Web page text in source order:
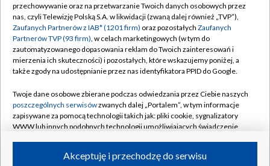
Abonament TVP
Emisja w TVP
Centrum informacji TVP
Naziemna Telewizja Cyfrowa
Rada Programowa
System NOS
Informacje o nadawcy
Program dla prasy
Regulamin TVP
Polityka prywatności
Moje zgody
Pomoc
Kontakt
Kanały
przechowywanie oraz na przetwarzanie Twoich danych osobowych przez
nas, czyli Telewizję Polską S.A. w likwidacji (zwaną dalej również „TVP”),
Zaufanych Partnerów z IAB* (1201 firm) oraz pozostałych Zaufanych
Partnerów TVP (93 firm), w celach marketingowych (w tym do
zautomatyzowanego dopasowania reklam do Twoich zainteresowań i
mierzenia ich skuteczności) i pozostałych, które wskazujemy poniżej, a
także zgody na udostępnianie przez nas identyfikatora PPID do Google.
Twoje dane osobowe zbierane podczas odwiedzania przez Ciebie naszych
poszczególnych serwisówzwanych dalej „Portalem”, w tym informacje
zapisywane za pomocą technologii takich jak: pliki cookie, sygnalizatory
WWW lub innych podobnych technologii umożliwiających świadczenie
ruchu w Internecie.Akceptuję i przechodzę do serwisu